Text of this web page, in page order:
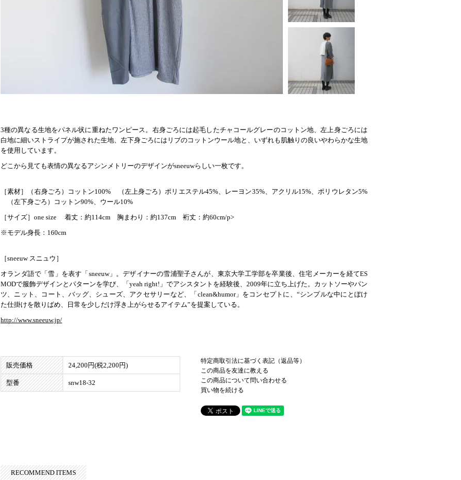
3種の異なる生地をパネル状に重ねたワンピース。右身ごろには起毛したチャコールグレーのコットン地、左上身ごろには
白地に細いストライプが施された生地、左下身ごろにはリブのコットンウール地と、いずれも肌触りの良いやわらかな生地
を使用しています。
どこから見ても表情の異なるアシンメトリーのデザインがsneeuwらしい一枚です。
［素材］（右身ごろ）コットン100% （左上身ごろ）ポリエステル45%、レーヨン35%、アクリル15%、ポリウレタン5%
（左下身ごろ）コットン90%、ウール10%
［サイズ］one size 着丈：約114cm 胸まわり：約137cm 裄丈：約60cm/p>
※モデル身長：160cm
［sneeuw スニュウ］
オランダ語で「雪」を表す「sneeuw」。デザイナーの雪浦聖子さんが、東京大学工学部を卒業後、住宅メーカーを経てES
MODで服飾デザインとパターンを学び、「yeah right!」でアシスタントを経験後、2009年に立ち上げた。カットソーやパン
ツ、ニット、コート、バッグ、シューズ、アクセサリーなど、「clean&humor」をコンセプトに、“シンプルな中にとぼけ
た仕掛けを散りばめ、日常を少しだけ浮き上がらせるアイテム”を提案している。
http://www.sneeuw.jp/
販売価格 24,200円(税2,200円)
型番 snw18-32
特定商取引法に基づく表記（返品等）
この商品を友達に教える
この商品について問い合わせる
買い物を続ける
RECOMMEND ITEMS